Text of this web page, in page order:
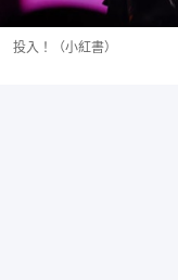
投入！（小紅書）